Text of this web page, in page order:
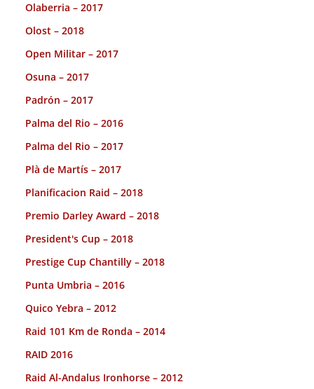
Olaberria – 2017
Olost – 2018
Open Militar – 2017
Osuna – 2017
Padrón – 2017
Palma del Rio – 2016
Palma del Rio – 2017
Plà de Martís – 2017
Planificacion Raid – 2018
Premio Darley Award – 2018
President's Cup – 2018
Prestige Cup Chantilly – 2018
Punta Umbria – 2016
Quico Yebra – 2012
Raid 101 Km de Ronda – 2014
RAID 2016
Raid Al-Andalus Ironhorse – 2012